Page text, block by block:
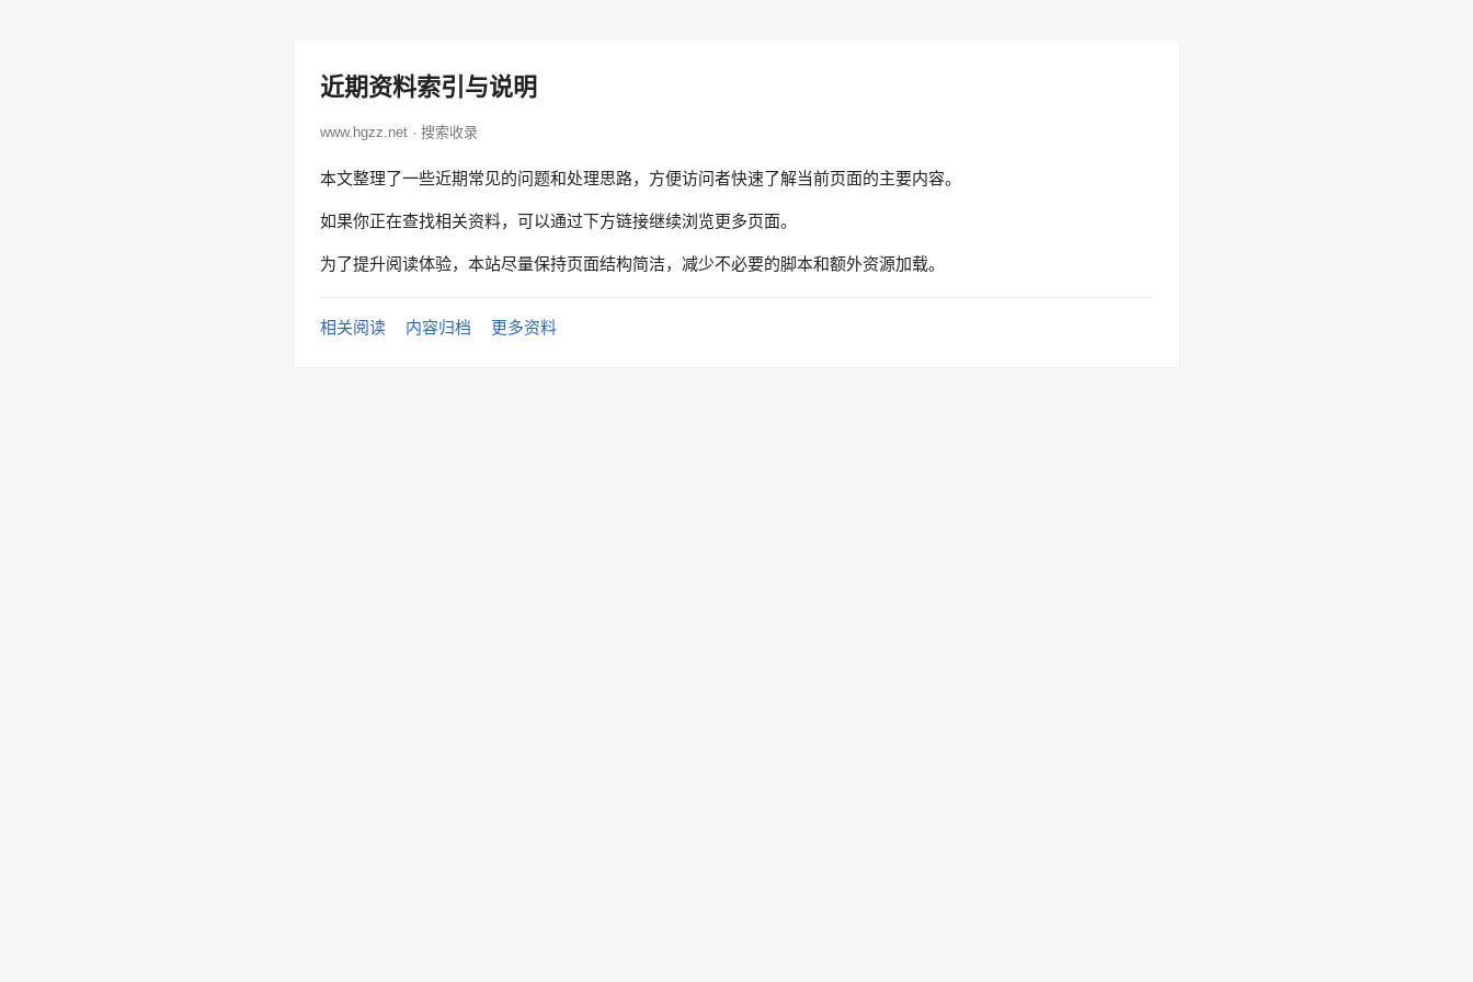
近期资料索引与说明
www.hgzz.net · 搜索收录
本文整理了一些近期常见的问题和处理思路，方便访问者快速了解当前页面的主要内容。
如果你正在查找相关资料，可以通过下方链接继续浏览更多页面。
为了提升阅读体验，本站尽量保持页面结构简洁，减少不必要的脚本和额外资源加载。
相关阅读 内容归档 更多资料